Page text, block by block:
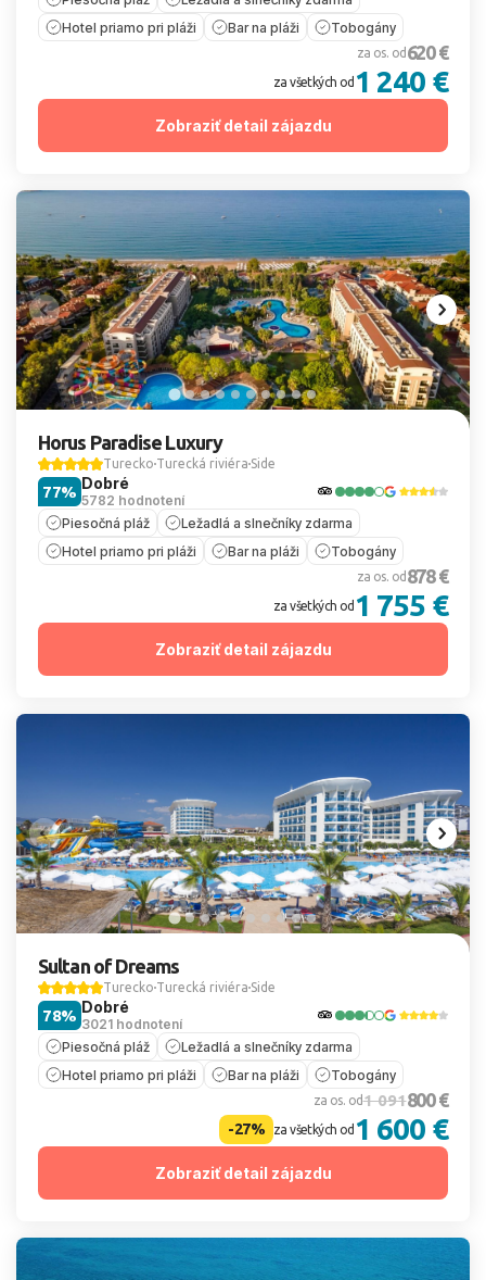
Hotel priamo pri pláži
Bar na pláži Tobogány
za os. od 620 €
za všetkých od 1 240 €
Zobraziť detail zájazdu
Horus Paradise Luxury
Turecko Turecká riviéra Side
Dobré
5782 hodnotení
77%
Piesočná pláž
Ležadlá a slnečníky zdarma
Hotel priamo pri pláži
Bar na pláži Tobogány
za os. od 878 €
za všetkých od 1 755 €
Zobraziť detail zájazdu
Sultan of Dreams
Turecko Turecká riviéra Side
Dobré
3021 hodnotení
78%
Piesočná pláž
Ležadlá a slnečníky zdarma
Hotel priamo pri pláži
Bar na pláži Tobogány
za os. od1 091800 €
-27% za všetkých od 1 600 €
Zobraziť detail zájazdu